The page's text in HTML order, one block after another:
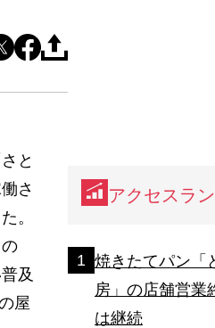
と
さ
。
及
屋
アクセスラ
焼きたてパン「
房」の店舗営業
は継続